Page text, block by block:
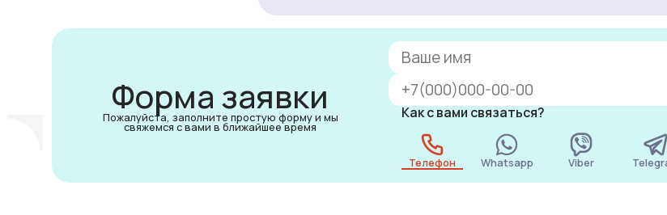
Форма заявки
Пожалуйста, заполните простую форму и мы
свяжемся с вами в ближайшее время
Как с вами связаться?
Телефон Whatsapp Viber